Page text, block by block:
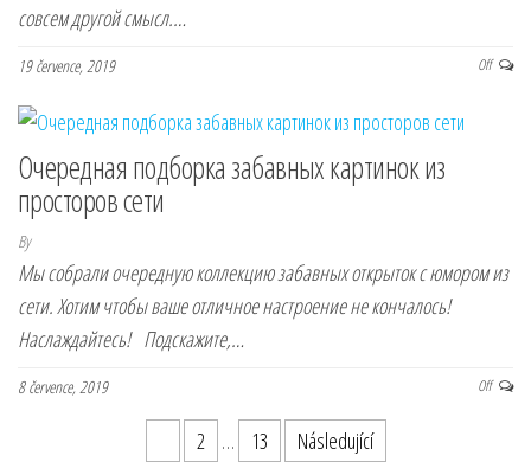
совсем другой смысл.…
19 července, 2019 Off
Очередная подборка забавных картинок из
просторов сети
By
Мы собрали очередную коллекцию забавных открыток с юмором из
сети. Хотим чтобы ваше отличное настроение не кончалось!
Наслаждайтесь! Подскажите,…
8 července, 2019 Off
Stránkování příspěvků
2 … 13 Následující